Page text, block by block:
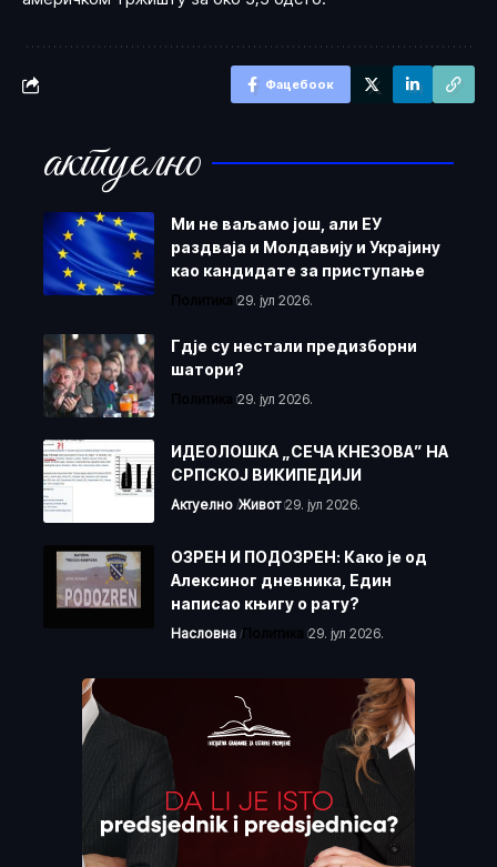
Фацебоок
актуелно
Ми не ваљамо још, али ЕУ
раздваја и Молдавију и Украјину
као кандидате за приступање
Политика 29. јул 2026.
Гдје су нестали предизборни
шатори?
Политика 29. јул 2026.
ИДЕОЛОШКА „СЕЧА КНЕЗОВА” НА
СРПСКОЈ ВИКИПЕДИЈИ
Актуелно Живот 29. јул 2026.
ОЗРЕН И ПОДОЗРЕН: Како је од
Алексиног дневника, Един
написао књигу о рату?
Насловна Политика 29. јул 2026.